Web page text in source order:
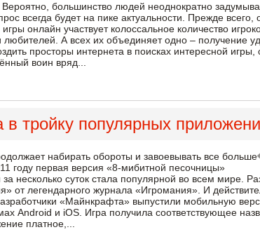
большинство людей неоднократно
всегда будет на пике актуальности. Прежде
онлайн участвует колоссальное количество
А всех их объединяет одно – получение
просторы интернета в поисках интересной игры,
воин вряд...
тройку популярных
набирать обороты и завоевывать все больше
году первая версия «8-мибитной песочницы»
несколько суток стала популярной во всем мире.
от легендарного журнала «Игромания». И
«Майнкрафта» выпустили мобильную
Android и iOS. Игра получила соответствующее
платное,...